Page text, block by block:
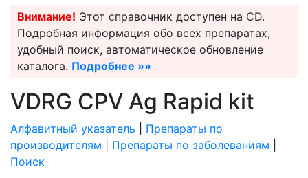
Внимание! Этот справочник доступен на CD.
Подробная информация обо всех препаратах,
удобный поиск, автоматическое обновление
каталога. Подробнее »»
VDRG CPV Ag Rapid kit
Алфавитный указатель
Препараты по
производителям
Препараты по заболеваниям
Поиск